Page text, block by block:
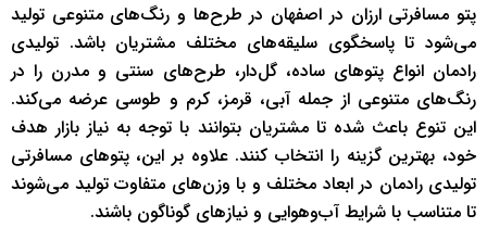
پتو مسافرتی ارزان در اصفهان در طرح‌ها و رنگ‌های متنوعی تولید
می‌شود تا پاسخگوی سلیقه‌های مختلف مشتریان باشد. تولیدی
رادمان انواع پتوهای ساده، گل‌دار، طرح‌های سنتی و مدرن را در
رنگ‌های متنوعی از جمله آبی، قرمز، کرم و طوسی عرضه می‌کند.
این تنوع باعث شده تا مشتریان بتوانند با توجه به نیاز بازار هدف
خود، بهترین گزینه را انتخاب کنند. علاوه بر این، پتوهای مسافرتی
تولیدی رادمان در ابعاد مختلف و با وزن‌های متفاوت تولید می‌شوند
تا متناسب با شرایط آب‌وهوایی و نیازهای گوناگون باشند.